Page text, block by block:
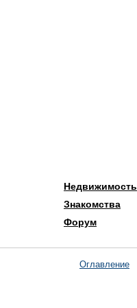
Недвижимость
Знакомства
Форум
Оглавление